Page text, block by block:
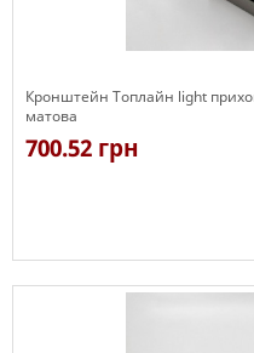
Кронштейн Топлайн light
матова
700.52 грн